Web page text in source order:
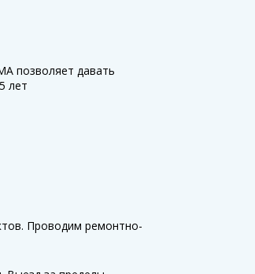
позволяет давать
лет
Проводим ремонтно-